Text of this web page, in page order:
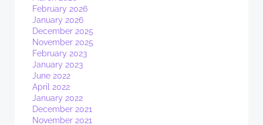
February 2026
January 2026
December 2025
November 2025
February 2023
January 2023
June 2022
April 2022
January 2022
December 2021
November 2021